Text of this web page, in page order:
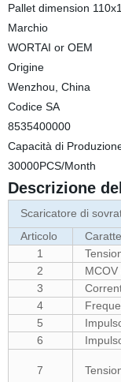
Pallet dimension
Marchio
WORTAI or OEM
Origine
Wenzhou, China
Codice SA
8535400000
Capacità di
30000PCS/Month
Descrizione
Scaricatore di
Articolo
1
2
MCOV
3
4
5
6
7